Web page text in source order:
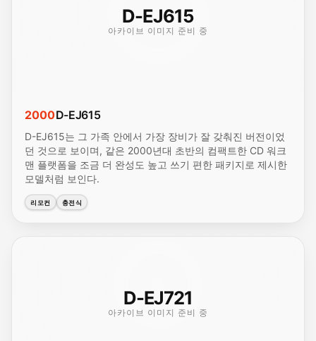
D-EJ615
아카이브 이미지 준비 중
2000D-EJ615
D-EJ615는 그 가족 안에서 가장 장비가 잘 갖춰진 버전이었
던 것으로 보이며, 같은 2000년대 초반의 컴팩트한 CD 워크
맨 플랫폼을 조금 더 완성도 높고 쓰기 편한 패키지로 제시한
모델처럼 보인다.
리모컨 충전식
D-EJ721
아카이브 이미지 준비 중